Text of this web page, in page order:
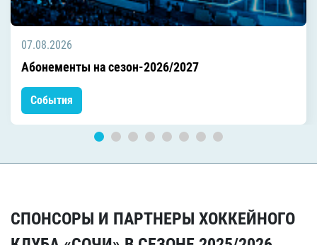
07.08.2026
Абонементы на сезон-2026/2027
События
СПОНСОРЫ И ПАРТНЕРЫ ХОККЕЙНОГО